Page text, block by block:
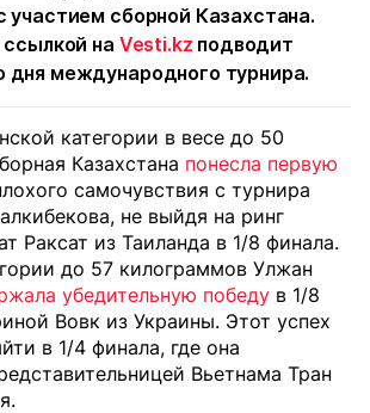
участием сборной Казахстана.
ссылкой на Vesti.kz подводит
дня международного турнира.
категории в весе до 50
Казахстана понесла первую
самочувствия с турнира
не выйдя на ринг
Раксат из Таиланда в 1/8 финала.
до 57 килограммов Улжан
убедительную победу в 1/8
Вовк из Украины. Этот успех
в 1/4 финала, где она
Вьетнама Тран